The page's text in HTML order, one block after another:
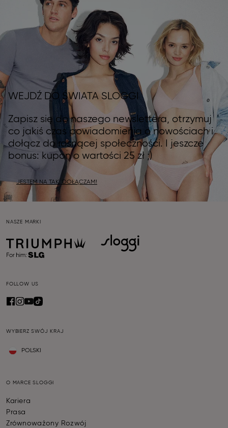
WEJDŹ DO ŚWIATA SLOGGI
Zapisz się do naszego newslettera, otrzymuj
co jakiś czas powiadomienia o nowościach i
dołącz do rosnącej społeczności. I jeszcze
bonus: kupon o wartości 25 zł ;)
JESTEM NA TAK, DOŁĄCZAM!
NASZE MARKI
FOLLOW US
WYBIERZ SWÓJ KRAJ
POLSKI
O MARCE SLOGGI
Kariera
Prasa
Zrównoważony Rozwój